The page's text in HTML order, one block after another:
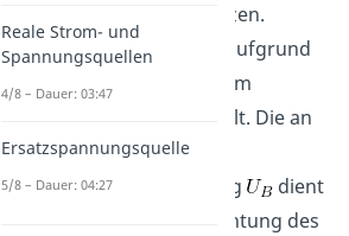
dazu Elektronen freizusetzen.
Anschließend werden sie aufgrund
der negativen Spannung am
gebündelt. Die an
derAnodeangelegte
Beschleunigungsspannung
dient
dazu die Elektronen in Richtung des
Reale Strom- und
Spannungsquellen
4/8 – Dauer: 03:47
Ersatzspannungsquelle
5/8 – Dauer: 04:27